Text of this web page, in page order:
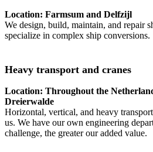
Location: Farmsum and Delfzijl
We design, build, maintain, and repair
specialize in complex ship conversions.
Heavy transport and cranes
Location: Throughout the
Dreierwalde
Horizontal, vertical, and heavy
us. We have our own engineering
challenge, the greater our added value.